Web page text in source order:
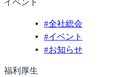
イベント
#全社総会
#イベント
#お知らせ
福利厚生